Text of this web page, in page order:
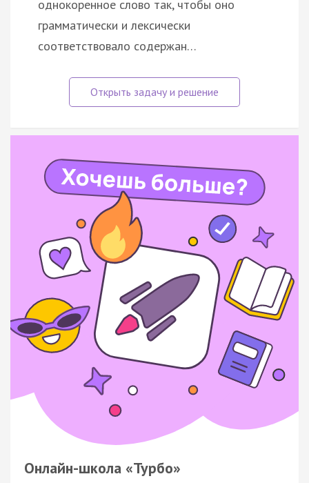
однокоренное слово так, чтобы оно
грамматически и лексически
соответствовало содержан…
Онлайн-школа «Турбо»